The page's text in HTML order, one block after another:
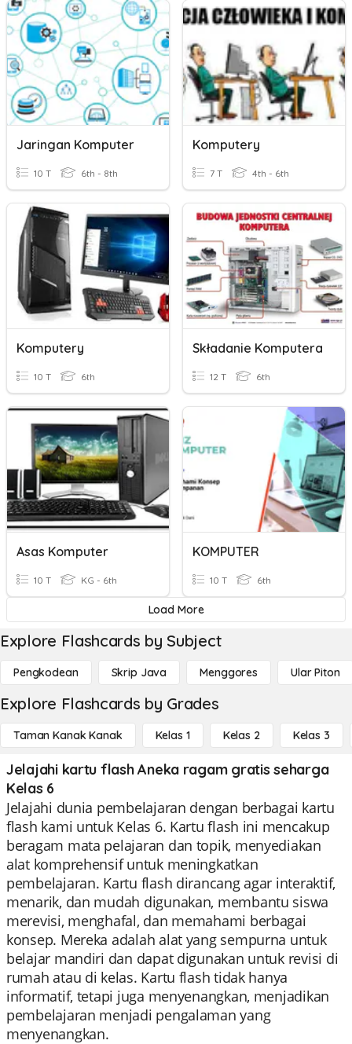
Jaringan Komputer
10 T 6th - 8th
Komputery
7 T 4th - 6th
Komputery
10 T 6th
Składanie Komputera
12 T 6th
Asas Komputer
10 T KG - 6th
KOMPUTER
10 T 6th
Load More
Explore Flashcards by Subject
Pengkodean Skrip Java Menggores Ular Piton
Explore Flashcards by Grades
Taman Kanak Kanak Kelas 1 Kelas 2 Kelas 3
Jelajahi kartu flash Aneka ragam gratis seharga
Kelas 6
Jelajahi dunia pembelajaran dengan berbagai kartu
flash kami untuk Kelas 6. Kartu flash ini mencakup
beragam mata pelajaran dan topik, menyediakan
alat komprehensif untuk meningkatkan
pembelajaran. Kartu flash dirancang agar interaktif,
menarik, dan mudah digunakan, membantu siswa
merevisi, menghafal, dan memahami berbagai
konsep. Mereka adalah alat yang sempurna untuk
belajar mandiri dan dapat digunakan untuk revisi di
rumah atau di kelas. Kartu flash tidak hanya
informatif, tetapi juga menyenangkan, menjadikan
pembelajaran menjadi pengalaman yang
menyenangkan.